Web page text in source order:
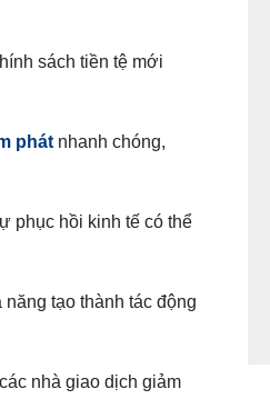
sách tiền tệ mới
phát nhanh chóng,
phục hồi kinh tế có thể
tạo thành tác động
nhà giao dịch giảm